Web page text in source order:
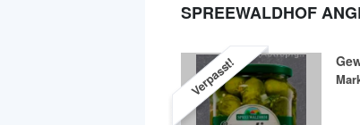
SPREEWALDHOF
Verpasst!